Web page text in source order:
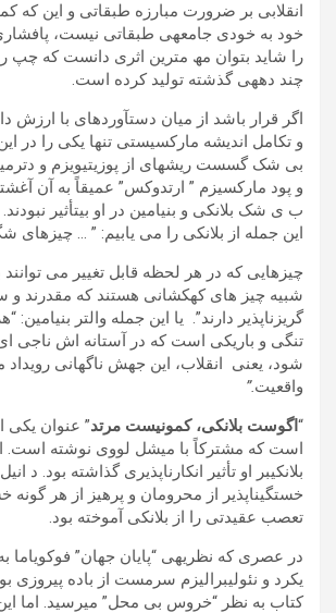
انقلابی بر ضرورت مبارزه طبقاتی و اين که
خود به خودی جامعهی طبقاتی نيست،
را شايد بتوان مھ مترين اثری دانست که چپ
چند دھهی گذشته توليد کرده است.
اگر قرار باشد از ميان دستآوردھای با ارزش
و تکامل انديشه مارکسيستی تنھا يکی را در
بی شک گسست ريشهای از پوزيتيويزم و
و پود مارکسيزم ” ارتدوکس” عميقاً به آن
ب ی شک بلانکی و بنيامين در او بیتأثير
اين جمله از بلانکی را می يابيم: ” … چيزھای
چيزھايی که در ھر لحظه قابل تغيير می توانند
شبيه چيز ھای کھکشانی ھستند که مقدرند و
گريزناپذير دارند”. يا اين جمله والتر بنيامين:
تنگی و باريکی است که در آستانه اش ناجی
شود، يعنی انقلاب، اين جھش ناگھانی
واقعيت.”
“اگوست بلانکی، کمونيست مرتد” عنوان
است که مشترکاً با ميشل لووی نوشته است.
بلانکیبر او تأثير انکارناپذيری گذاشته بود. د
خستگیناپذير از محرومان و پرھيز از ھر
تعصب عقيدتی را از بلانکی آموخته بود.
در عصری که نظريهی “پايان جھان” فوکوياما
یکرد و نئوليبراليزم سرمست از باده پيروزی
کتاب به نظر “خروس بی محل” میرسيد. اما